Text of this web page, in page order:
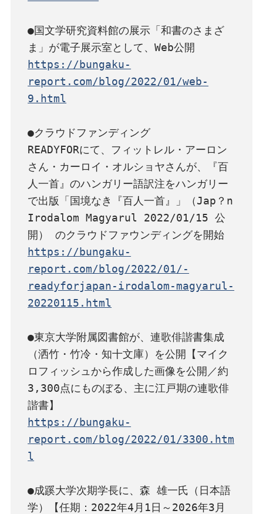
●国文学研究資料館の展示「和書のさまざ
https://bungaku-
report.com/blog/2022/01/web-
9.html
●クラウドファンディング
READYFORにて、フィットレル・アーロン
さん・カーロイ・オルショヤさんが、『百
人一首』のハンガリー語訳注をハンガリー
で出版「国境なき『百人一首』」（Jap？n
Irodalom Magyarul 2022/01/15 公
https://bungaku-
report.com/blog/2022/01/-
readyforjapan-irodalom-magyarul-
20220115.html
●東京大学附属図書館が、連歌俳諧書集成
（洒竹・竹冷・知十文庫）を公開【マイク
ロフィッシュから作成した画像を公開／約
3,300点にものぼる、主に江戸期の連歌俳
https://bungaku-
report.com/blog/2022/01/3300.htm
l
●成蹊大学次期学長に、森 雄一氏（日本語
学）【任期：2022年4月1日～2026年3月